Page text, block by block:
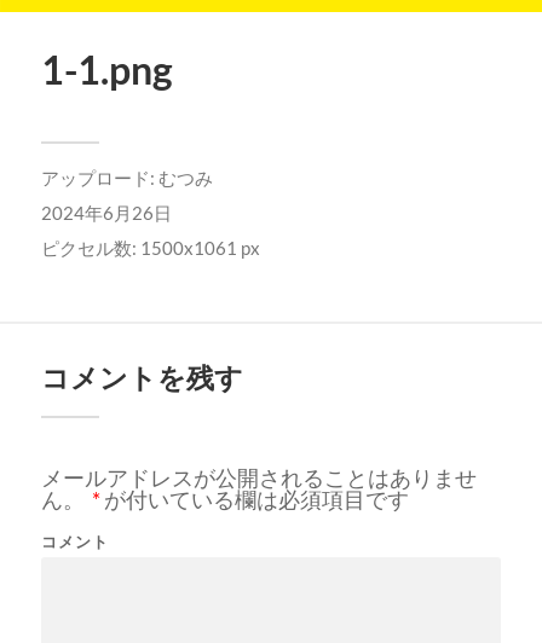
1-1.png
アップロード: むつみ
2024年6月26日
ピクセル数: 1500x1061 px
コメントを残す
メールアドレスが公開されることはありませ
ん。
*が付いている欄は必須項目です
コメント